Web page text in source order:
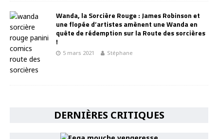
Wanda, la Sorcière Rouge : James Robinson et
une flopée d’artistes amènent une Wanda en
quête de rédemption sur la Route des sorcières
!
5 mars 2021 Stéphane
DERNIÈRES CRITIQUES